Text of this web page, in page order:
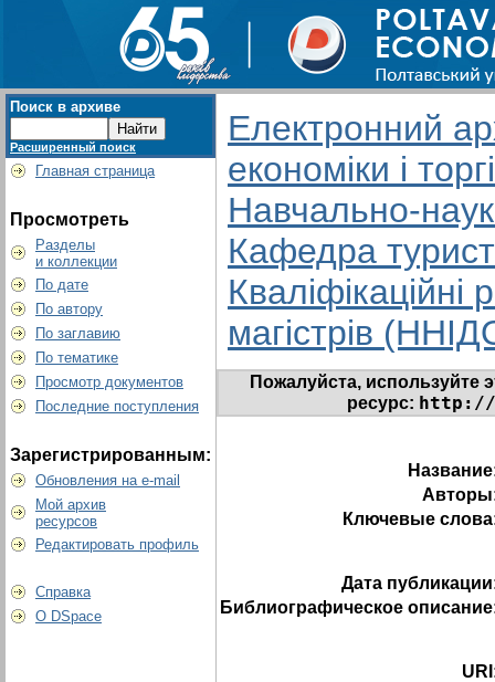
Поиск в архиве
Расширенный поиск
Главная страница
Просмотреть
Разделы
и коллекции
По дате
По автору
По заглавию
По тематике
Просмотр документов
Последние поступления
Зарегистрированным:
Обновления на e-mail
Мой архив
ресурсов
Редактировать профиль
Справка
О DSpace
Електронний
економіки і
Навчально-
Кафедра
Кваліфікаційні
магістрів
Пожалуйста, используйте
ресурс: http://
Ключевые
Дата
Библиографическое